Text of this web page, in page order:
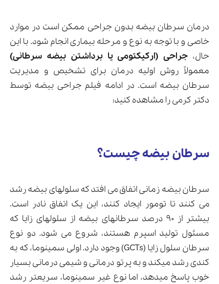
درمان سرطان بیضه بدون جراحی ممکن است در موارد
خاصی و با توجه به نوع و مرحله بیماری انجام شود. با این
حال، جراحی (ارکیکتومی یا برداشتن بیضه سرطانی)
معمولاً روش اولیه درمان برای تشخیص و مدیریت
سرطان بیضه است. در ادامه فیلم جراحی بیضه توسط
دکتر کرمی را مشاهده کنید:
سرطان بیضه چیست؟
سرطان بیضه زمانی اتفاق می افتد که سلولهای بیضه رشد
می کنند تا تومور ایجاد کنند، این یک اتفاق نادر است.
بیشتر از ۹۰ درصد سرطانهای بیضه از سلولهای زایا که
مسئول تولید اسپرم هستند، شروع می شود. دو نوع
سرطان سلول زایا (GCTs) وجود دارد. اولی سمینوما، که به
کندی رشد میکند و به پرتو درمانی و شیمی درمانی بسیار
خوب پاسخ میدهد، اما نوع غیر سمینوما، سریعتر رشد